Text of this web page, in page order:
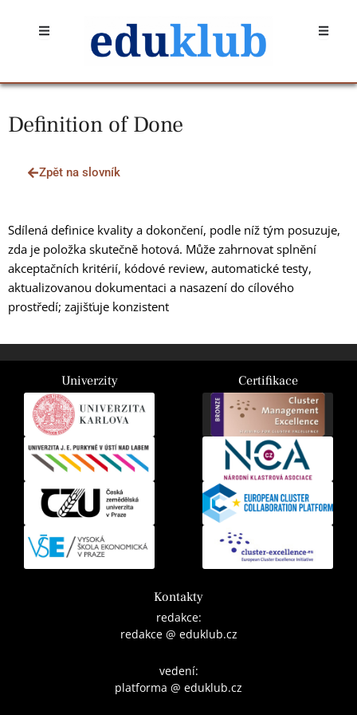
Open Open
Definition of Done
Zpět na slovník
Sdílená definice kvality a dokončení, podle níž tým posuzuje,
zda je položka skutečně hotová. Může zahrnovat splnění
akceptačních kritérií, kódové review, automatické testy,
aktualizovanou dokumentaci a nasazení do cílového
prostředí; zajišťuje konzistent
Univerzity Certifikace
Kontakty
redakce:
redakce @ eduklub.cz
vedení:
platforma @ eduklub.cz